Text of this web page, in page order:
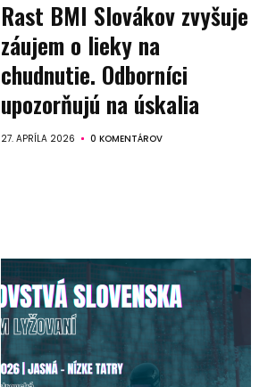
Rast BMI Slovákov zvyšuje
záujem o lieky na
chudnutie. Odborníci
upozorňujú na úskalia
27. APRÍLA 2026 0 KOMENTÁROV